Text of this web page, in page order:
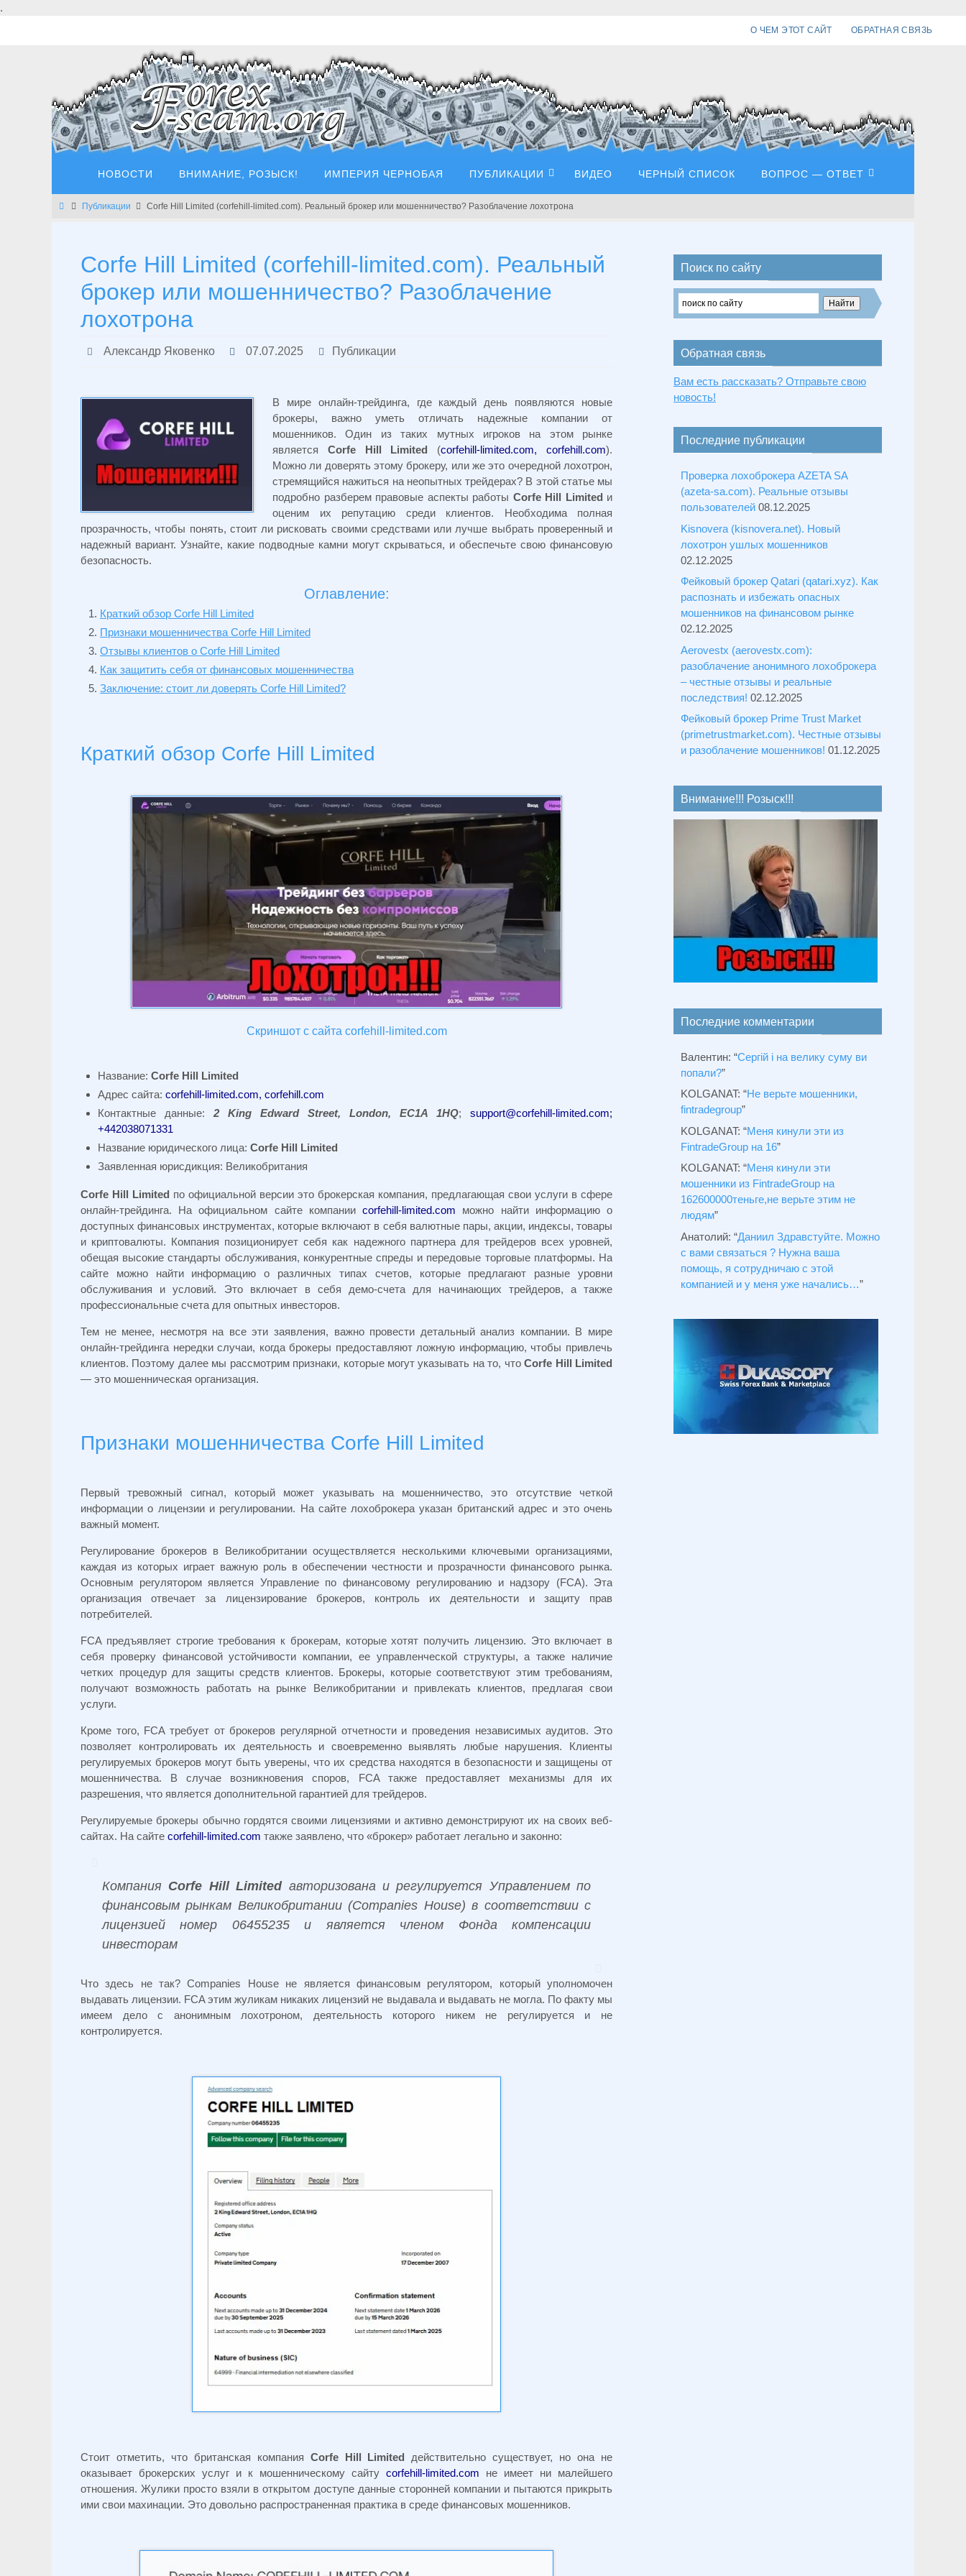
.
О ЧЕМ ЭТОТ САЙТ ОБРАТНАЯ СВЯЗЬ
НОВОСТИ ВНИМАНИЕ, РОЗЫСК! ИМПЕРИЯ ЧЕРНОБАЯ ПУБЛИКАЦИИ ВИДЕО ЧЕРНЫЙ СПИСОК ВОПРОС — ОТВЕТ
Главная
Публикации Corfe Hill Limited (corfehill-limited.com). Реальный брокер или мошенничество? Разоблачение лохотрона
Corfe Hill Limited (corfehill-limited.com). Реальный
брокер или мошенничество? Разоблачение
лохотрона
Александр Яковенко 07.07.2025 Публикации
В мире онлайн-трейдинга, где каждый день появляются новые
брокеры, важно уметь отличать надежные компании от
мошенников. Один из таких мутных игроков на этом рынке
является Corfe Hill Limited (corfehill-limited.com, corfehill.com).
Можно ли доверять этому брокеру, или же это очередной лохотрон,
стремящийся нажиться на неопытных трейдерах? В этой статье мы
подробно разберем правовые аспекты работы Corfe Hill Limited и
оценим их репутацию среди клиентов. Необходима полная
прозрачность, чтобы понять, стоит ли рисковать своими средствами или лучше выбрать проверенный и
надежный вариант. Узнайте, какие подводные камни могут скрываться, и обеспечьте свою финансовую
безопасность.
Оглавление:
Краткий обзор Corfe Hill Limited
Признаки мошенничества Corfe Hill Limited
Отзывы клиентов о Corfe Hill Limited
Как защитить себя от финансовых мошенничества
Заключение: стоит ли доверять Corfe Hill Limited?
Краткий обзор Corfe Hill Limited
Скриншот с сайта corfehill-limited.com
Название: Corfe Hill Limited
Адрес сайта: corfehill-limited.com, corfehill.com
Контактные данные: 2 King Edward Street, London, EC1A 1HQ; support@corfehill-limited.com;
+442038071331
Название юридического лица: Corfe Hill Limited
Заявленная юрисдикция: Великобритания
Corfe Hill Limited по официальной версии это брокерская компания, предлагающая свои услуги в сфере
онлайн-трейдинга. На официальном сайте компанииcorfehill-limited.com можно найти информацию о
доступных финансовых инструментах, которые включают в себя валютные пары, акции, индексы, товары
и криптовалюты. Компания позиционирует себя как надежного партнера для трейдеров всех уровней,
обещая высокие стандарты обслуживания, конкурентные спреды и передовые торговые платформы. На
сайте можно найти информацию о различных типах счетов, которые предлагают разные уровни
обслуживания и условий. Это включает в себя демо-счета для начинающих трейдеров, а также
профессиональные счета для опытных инвесторов.
Тем не менее, несмотря на все эти заявления, важно провести детальный анализ компании. В мире
онлайн-трейдинга нередки случаи, когда брокеры предоставляют ложную информацию, чтобы привлечь
клиентов. Поэтому далее мы рассмотрим признаки, которые могут указывать на то, чтоCorfe Hill Limited
— это мошенническая организация.
Признаки мошенничества Corfe Hill Limited
Первый тревожный сигнал, который может указывать на мошенничество, это отсутствие четкой
информации о лицензии и регулировании. На сайте лохоброкера указан британский адрес и это очень
важный момент.
Регулирование брокеров в Великобритании осуществляется несколькими ключевыми организациями,
каждая из которых играет важную роль в обеспечении честности и прозрачности финансового рынка.
Основным регулятором является Управление по финансовому регулированию и надзору (FCA). Эта
организация отвечает за лицензирование брокеров, контроль их деятельности и защиту прав
потребителей.
FCA предъявляет строгие требования к брокерам, которые хотят получить лицензию. Это включает в
себя проверку финансовой устойчивости компании, ее управленческой структуры, а также наличие
четких процедур для защиты средств клиентов. Брокеры, которые соответствуют этим требованиям,
получают возможность работать на рынке Великобритании и привлекать клиентов, предлагая свои
услуги.
Кроме того, FCA требует от брокеров регулярной отчетности и проведения независимых аудитов. Это
позволяет контролировать их деятельность и своевременно выявлять любые нарушения. Клиенты
регулируемых брокеров могут быть уверены, что их средства находятся в безопасности и защищены от
мошенничества. В случае возникновения споров, FCA также предоставляет механизмы для их
разрешения, что является дополнительной гарантией для трейдеров.
Регулируемые брокеры обычно гордятся своими лицензиями и активно демонстрируют их на своих веб-
сайтах. На сайте corfehill-limited.com также заявлено, что «брокер» работает легально и законно:
Компания Corfe Hill Limitedавторизована и регулируется Управлением по
финансовым рынкам Великобритании (Companies House) в соответствии с
лицензией номер 06455235 и является членом Фонда компенсации
инвесторам
Что здесь не так? Companies House не является финансовым регулятором, который уполномочен
выдавать лицензии. FCA этим жуликам никаких лицензий не выдавала и выдавать не могла. По факту мы
имеем дело с анонимным лохотроном, деятельность которого никем не регулируется и не
контролируется.
Стоит отметить, что британская компания Corfe Hill Limited действительно существует, но она не
оказывает брокерских услуг и к мошенническому сайту corfehill-limited.com не имеет ни малейшего
отношения. Жулики просто взяли в открытом доступе данные сторонней компании и пытаются прикрыть
ими свои махинации. Это довольно распространенная практика в среде финансовых мошенников.
Поиск по сайту
Обратная связь
Вам есть рассказать? Отправьте свою
новость!
Последние публикации
Проверка лохоброкера AZETA SA
(azeta-sa.com). Реальные отзывы
пользователей 08.12.2025
Kisnovera (kisnovera.net). Новый
лохотрон ушлых мошенников
02.12.2025
Фейковый брокер Qatari (qatari.xyz). Как
распознать и избежать опасных
мошенников на финансовом рынке
02.12.2025
Aerovestx (aerovestx.com):
разоблачение анонимного лохоброкера
– честные отзывы и реальные
последствия! 02.12.2025
Фейковый брокер Prime Trust Market
(primetrustmarket.com). Честные отзывы
и разоблачение мошенников! 01.12.2025
Внимание!!! Розыск!!!
Последние комментарии
Валентин: “Сергій і на велику суму ви
попали?”
KOLGANAT: “Не верьте мошенники,
fintradegroup”
KOLGANAT: “Меня кинули эти из
FintradeGroup на 16”
KOLGANAT: “Меня кинули эти
мошенники из FintradeGroup на
162600000теньге,не верьте этим не
людям”
Анатолий: “Даниил Здравстуйте. Можно
с вами связаться ? Нужна ваша
помощь, я сотрудничаю с этой
компанией и у меня уже начались…”